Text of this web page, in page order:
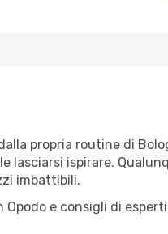
propria routine di
lasciarsi ispirare.
imbattibili.
e consigli di